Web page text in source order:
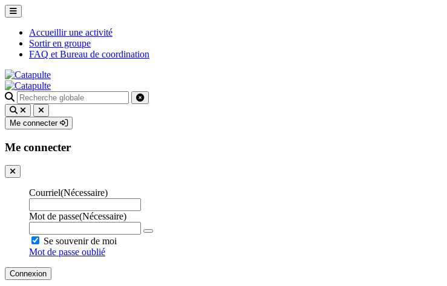
Accueillir une activité
Sortir en groupe
FAQ et Bureau de coordination
Recherche
pour
:
Me connecter
Me connecter
Courriel(Nécessaire)
Mot de passe(Nécessaire)
Se souvenir de moi
Mot de passe oublié